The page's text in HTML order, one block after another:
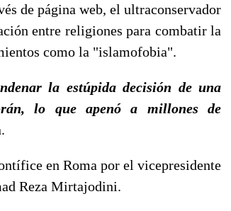
de página web, el ultraconservador
entre religiones para combatir la
como la "islamofobia".
la estúpida decisión de una
lo que apenó a millones de
en Roma por el vicepresidente
Reza Mirtajodini.